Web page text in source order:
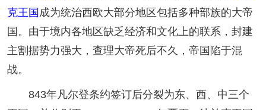
克王国 成为统治西欧大部分地区包括多种部族的大帝
国。由于境内各地区缺乏经济和文化上的联系，封建
主割据势力强大，查理大帝死后不久，帝国陷于混
战。
843年凡尔登条约签订后分裂为东、西、中三个